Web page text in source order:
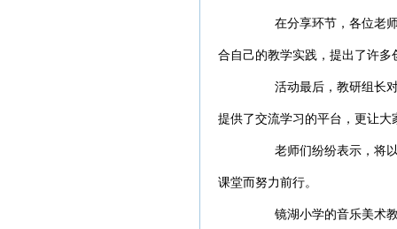
在分享环节，各位老师
合自己的教学实践，提出了许多
活动最后，教研组长对
提供了交流学习的平台，更让
老师们纷纷表示，将以
课堂而努力前行。
镜湖小学的音乐美术教